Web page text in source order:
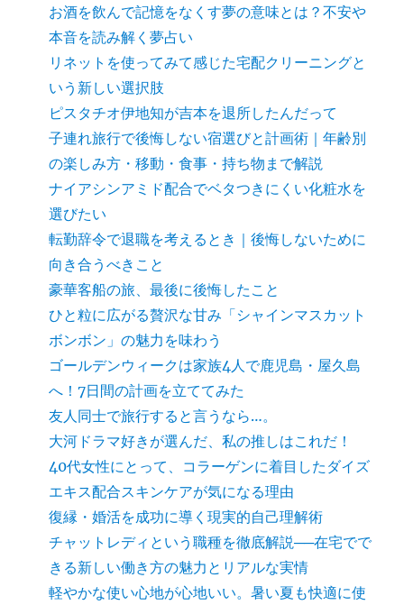
お酒を飲んで記憶をなくす夢の意味とは？不安や
本音を読み解く夢占い
リネットを使ってみて感じた宅配クリーニングと
いう新しい選択肢
ピスタチオ伊地知が吉本を退所したんだって
子連れ旅行で後悔しない宿選びと計画術｜年齢別
の楽しみ方・移動・食事・持ち物まで解説
ナイアシンアミド配合でベタつきにくい化粧水を
選びたい
転勤辞令で退職を考えるとき｜後悔しないために
向き合うべきこと
豪華客船の旅、最後に後悔したこと
ひと粒に広がる贅沢な甘み「シャインマスカット
ボンボン」の魅力を味わう
ゴールデンウィークは家族4人で鹿児島・屋久島
へ！7日間の計画を立ててみた
友人同士で旅行すると言うなら…。
大河ドラマ好きが選んだ、私の推しはこれだ！
40代女性にとって、コラーゲンに着目したダイズ
エキス配合スキンケアが気になる理由
復縁・婚活を成功に導く現実的自己理解術
チャットレディという職種を徹底解説──在宅でで
きる新しい働き方の魅力とリアルな実情
軽やかな使い心地が心地いい。暑い夏も快適に使